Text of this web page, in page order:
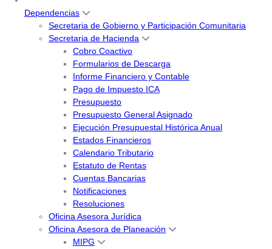
Dependencias
Secretaria de Gobierno y Participación Comunitaria
Secretaria de Hacienda
Cobro Coactivo
Formularios de Descarga
Informe Financiero y Contable
Pago de Impuesto ICA
Presupuesto
Presupuesto General Asignado
Ejecución Presupuestal Histórica Anual
Estados Financieros
Calendario Tributario
Estatuto de Rentas
Cuentas Bancarias
Notificaciones
Resoluciones
Oficina Asesora Jurídica
Oficina Asesora de Planeación
MIPG